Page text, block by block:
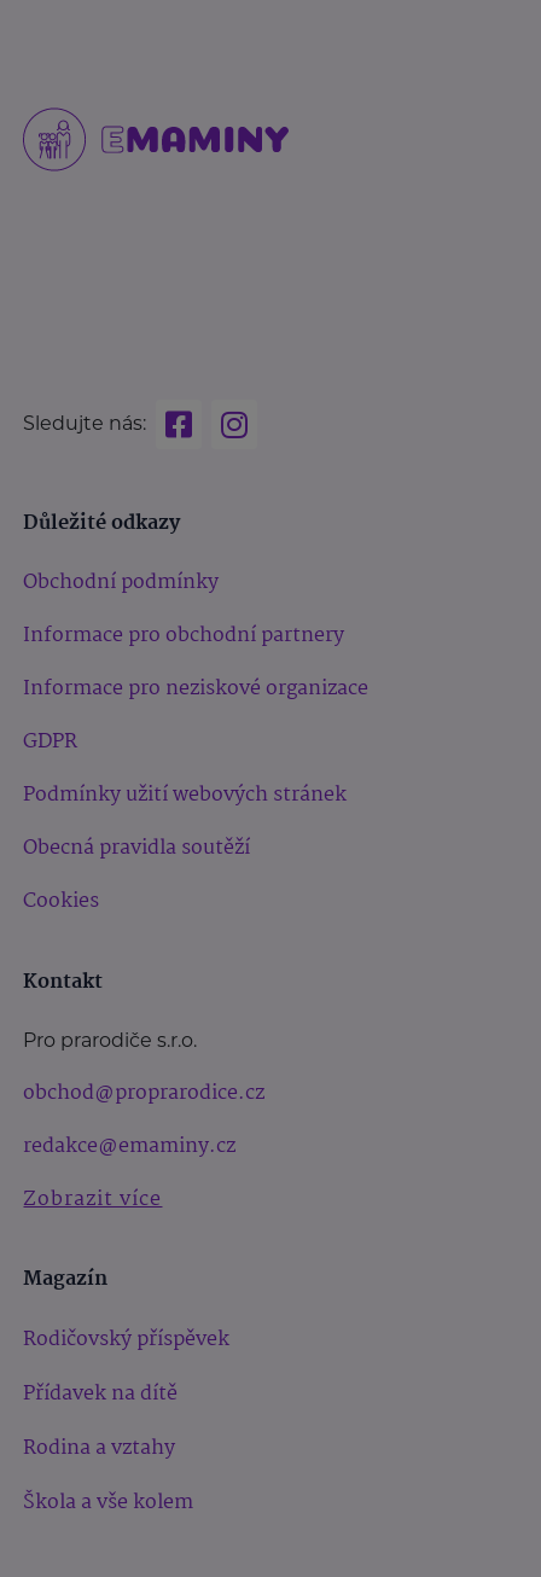
Sledujte nás:
Důležité odkazy
Obchodní podmínky
Informace pro obchodní partnery
Informace pro neziskové organizace
GDPR
Podmínky užití webových stránek
Obecná pravidla soutěží
Cookies
Kontakt
Pro prarodiče s.r.o.
obchod@proprarodice.cz
redakce@emaminy.cz
Zobrazit více
Magazín
Rodičovský příspěvek
Přídavek na dítě
Rodina a vztahy
Škola a vše kolem